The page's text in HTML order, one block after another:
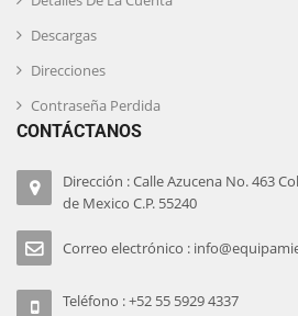
Descargas
Direcciones
Contraseña Perdida
CONTÁCTANOS
Dirección : Calle Azucena No. 463
de Mexico C.P. 55240
Correo electrónico :
Teléfono : +52 55 5929 4337